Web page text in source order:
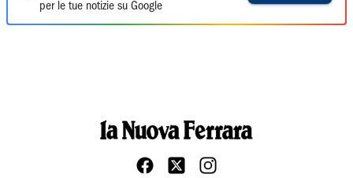
per le tue notizie su Google